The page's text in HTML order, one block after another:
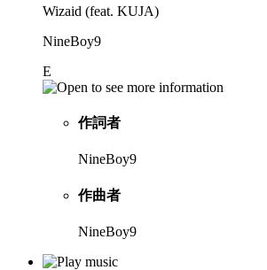
Wizaid (feat. KUJA)
NineBoy9
E
作詞者
NineBoy9
作曲者
NineBoy9